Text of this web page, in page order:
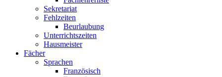
Sekretariat
Fehlzeiten
Beurlaubung
Unterrichtszeiten
Hausmeister
Fächer
Sprachen
Französisch